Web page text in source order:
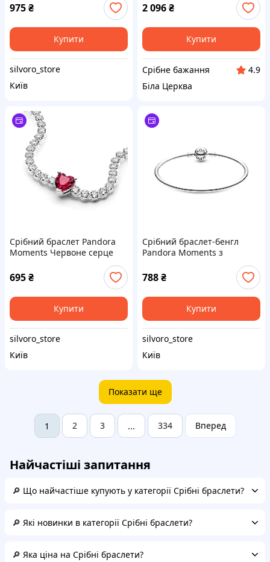
975₴
Купити
silvoro_store
Київ
2 096₴
Купити
Срібне бажання
4.9
Біла Церква
Срібний браслет Pandora
Moments Червоне серце
695₴
Купити
silvoro_store
Київ
Срібний браслет-бенгл
Pandora Moments з
кулькоподібною застібкою
788₴
Купити
silvoro_store
Київ
Показати ще
1 2 3 ... 334 Вперед
Найчастіші запитання
🔎 Що найчастіше купують у категорії Срібні браслети?
🔎 Які новинки в категорії Срібні браслети?
🔎 Яка ціна на Срібні браслети?